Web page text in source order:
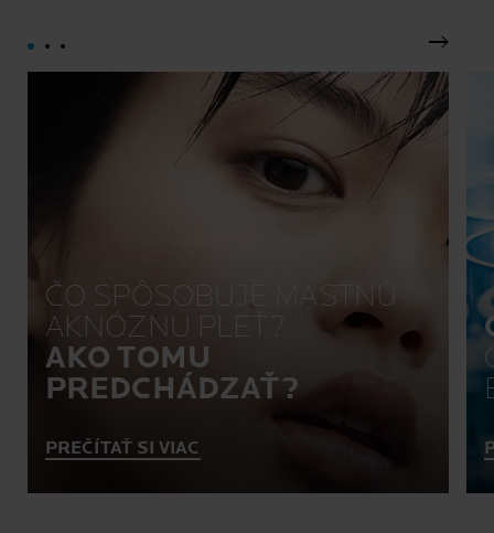
Ďalší
ČO SPÔSOBUJE MASTNÚ
AKNÓZNU PLEŤ?
AKO TOMU
PREDCHÁDZAŤ?
PREČÍTAŤ SI VIAC